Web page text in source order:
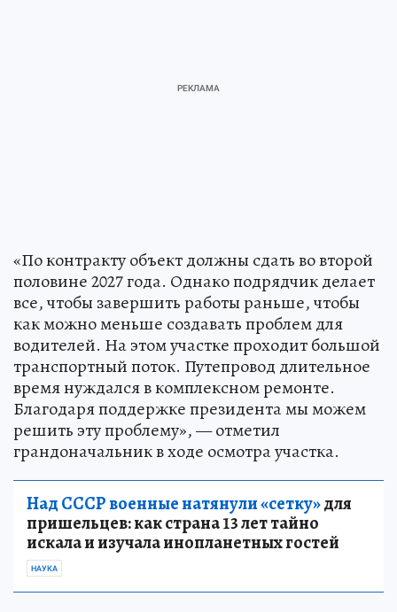
«По контракту объект должны сдать во второй
половине 2027 года. Однако подрядчик делает
все, чтобы завершить работы раньше, чтобы
как можно меньше создавать проблем для
водителей. На этом участке проходит большой
транспортный поток. Путепровод длительное
время нуждался в комплексном ремонте.
Благодаря поддержке президента мы можем
решить эту проблему», — отметил
грандоначальник в ходе осмотра участка.
Над СССР военные натянули «сетку»для
пришельцев: как страна 13 лет тайно
искала и изучала инопланетных гостей
НАУКА